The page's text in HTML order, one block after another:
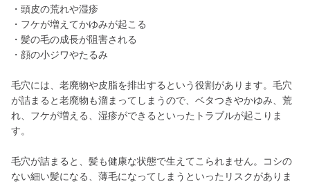
・頭皮の荒れや湿疹
・フケが増えてかゆみが起こる
・髪の毛の成長が阻害される
・顔の小ジワやたるみ
毛穴には、老廃物や皮脂を排出するという役割があります。毛穴
が詰まると老廃物も溜まってしまうので、ベタつきやかゆみ、荒
れ、フケが増える、湿疹ができるといったトラブルが起こりま
す。
毛穴が詰まると、髪も健康な状態で生えてこられません。コシの
ない細い髪になる、薄毛になってしまうといったリスクがありま